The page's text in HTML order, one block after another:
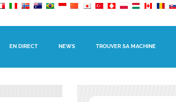
EN DIRECT NEWS TROUVER SA MACHINE